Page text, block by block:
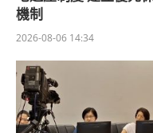
機制
2026-08-06 14:34